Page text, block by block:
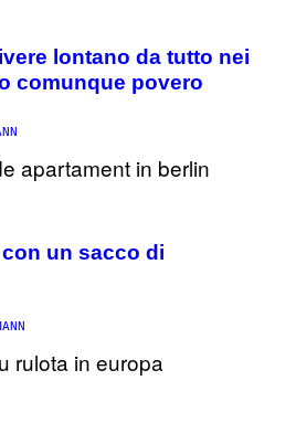
lontano da tutto nei
comunque povero
un sacco di